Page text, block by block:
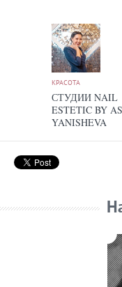
КРАСОТА
СТУДИИ NAIL
ESTETIC BY
YANISHEVA